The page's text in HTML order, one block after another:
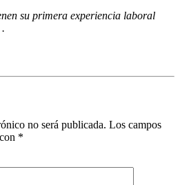
su primera experiencia laboral
no será publicada. Los campos
*